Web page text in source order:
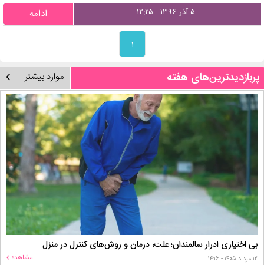
۵ آذر ۱۳۹۶ - ۱۲:۲۵ ادامه
۱
پربازدیدترین‌های هفته موارد بیشتر
بی اختیاری ادرار سالمندان؛ علت، درمان و روش‌های کنترل در منزل
۱۲ مرداد ۱۴۰۵ - ۱۴:۱۶ مشاهده